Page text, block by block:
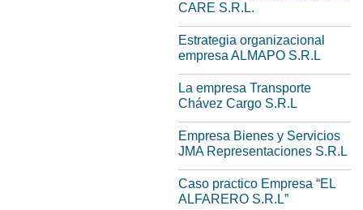
CARE S.R.L.
Estrategia organizacional
empresa ALMAPO S.R.L
La empresa Transporte
Chávez Cargo S.R.L
Empresa Bienes y Servicios
JMA Representaciones S.R.L
Caso practico Empresa “EL
ALFARERO S.R.L”